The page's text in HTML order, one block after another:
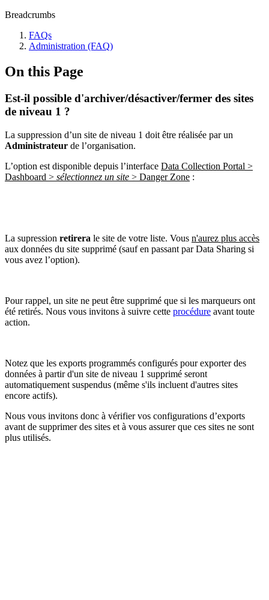
Breadcrumbs
FAQs
Administration (FAQ)
On this Page
Est-il possible d'archiver/désactiver/fermer des sites
de niveau 1 ?
La suppression d’un site de niveau 1 doit être réalisée par un
Administrateur de l’organisation.
L’option est disponible depuis l’interface Data Collection Portal >
Dashboard > sélectionnez un site > Danger Zone :
La supression retirera le site de votre liste. Vous n'aurez plus accès
aux données du site supprimé (sauf en passant par Data Sharing si
vous avez l’option).
Pour rappel, un site ne peut être supprimé que si les marqueurs ont
été retirés. Nous vous invitons à suivre cette procédure avant toute
action.
Notez que les exports programmés configurés pour exporter des
données à partir d'un site de niveau 1 supprimé seront
automatiquement suspendus (même s'ils incluent d'autres sites
encore actifs).
Nous vous invitons donc à vérifier vos configurations d’exports
avant de supprimer des sites et à vous assurer que ces sites ne sont
plus utilisés.